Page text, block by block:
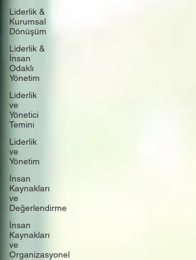
Liderlik &
Kurumsal
Dönüşüm
Liderlik &
İnsan
Odaklı
Yönetim
Liderlik
ve
Yönetici
Temini
Liderlik
ve
Yönetim
İnsan
Kaynakları
ve
Değerlendirme
İnsan
Kaynakları
ve
Organizasyonel